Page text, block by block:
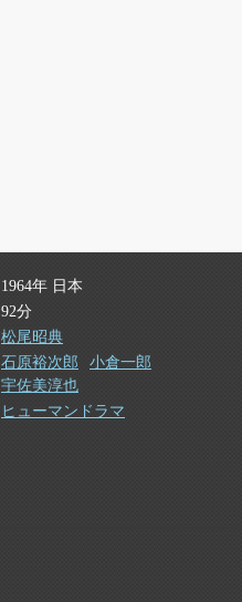
1964年 日本
92分
松尾昭典
石原裕次郎
小倉一郎
宇佐美淳也
ヒューマンドラマ